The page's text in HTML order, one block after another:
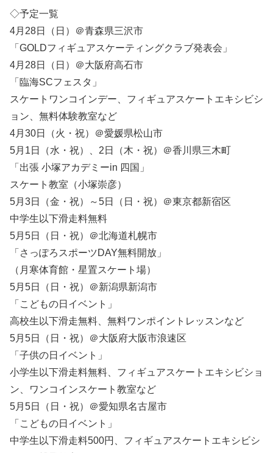
◇予定一覧
4月28日（日）＠青森県三沢市
「GOLDフィギュアスケーティングクラブ発表会」
4月28日（日）＠大阪府高石市
「臨海SCフェスタ」
スケートワンコインデー、フィギュアスケートエキシビシ
ョン、無料体験教室など
4月30日（火・祝）＠愛媛県松山市
5月1日（水・祝）、2日（木・祝）＠香川県三木町
「出張 小塚アカデミーin 四国」
スケート教室（小塚崇彦）
5月3日（金・祝）～5日（日・祝）＠東京都新宿区
中学生以下滑走料無料
5月5日（日・祝）＠北海道札幌市
「さっぽろスポーツDAY無料開放」
（月寒体育館・星置スケート場）
5月5日（日・祝）＠新潟県新潟市
「こどもの日イベント」
高校生以下滑走無料、無料ワンポイントレッスンなど
5月5日（日・祝）＠大阪府大阪市浪速区
「子供の日イベント」
小学生以下滑走料無料、フィギュアスケートエキシビショ
ン、ワンコインスケート教室など
5月5日（日・祝）＠愛知県名古屋市
「こどもの日イベント」
中学生以下滑走料500円、フィギュアスケートエキシビシ